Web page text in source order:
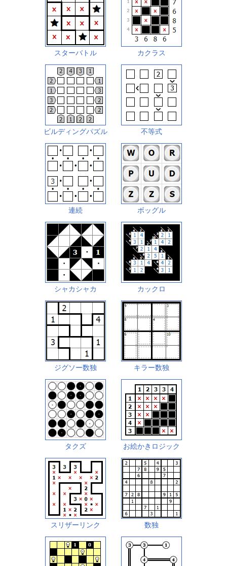
スターバトル カクラス
ビルディングパズル 不等式
連続 ボッグル
シャカシャカ カックロ
ジグソー数独 キラー数独
タクズ お絵かきロジック
スリザーリンク 数独